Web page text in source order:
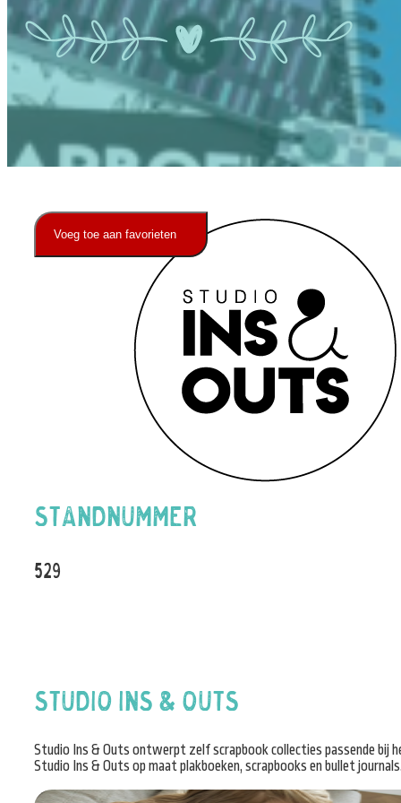
Standnummer
529
Voeg toe aan favorieten
Studio Ins & Outs
Studio Ins & Outs ontwerpt zelf scrapbook collecties passende bij
Studio Ins & Outs op maat plakboeken, scrapbooks en bullet